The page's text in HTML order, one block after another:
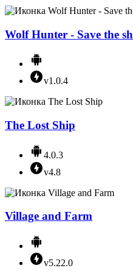
Wolf Hunter - Save the
v1.0.4
The Lost Ship
4.0.3
v4.8
Village and Farm
v5.22.0